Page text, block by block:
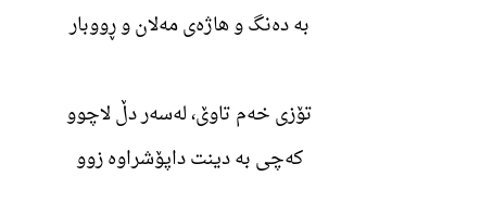
به‌ ده‌نگ و هاژه‌ی مه‌لان و ڕووبار
تۆزی خه‌م تاوێ، له‌سه‌ر دڵ لاچوو
که‌چی به‌ دینت داپۆشراوه‌ زوو